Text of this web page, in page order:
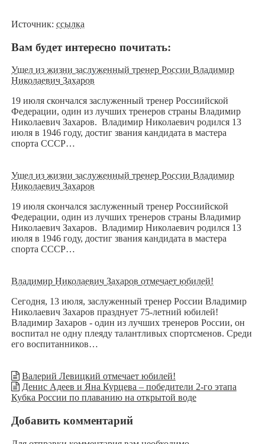
Источник: ссылка
Вам будет интересно почитать:
Ушел из жизни заслуженный тренер России Владимир
Николаевич Захаров
19 июля скончался заслуженный тренер Россиийской
Федерации, один из лучших тренеров страны Владимир
Николаевич Захаров. Владимир Николаевич родился 13
июля в 1946 году, достиг звания кандидата в мастера
спорта СССР…
Ушел из жизни заслуженный тренер России Владимир
Николаевич Захаров
19 июля скончался заслуженный тренер Россиийской
Федерации, один из лучших тренеров страны Владимир
Николаевич Захаров. Владимир Николаевич родился 13
июля в 1946 году, достиг звания кандидата в мастера
спорта СССР…
Владимир Николаевич Захаров отмечает юбилей!
Сегодня, 13 июля, заслуженный тренер России Владимир
Николаевич Захаров празднует 75-летний юбилей!
Владимир Захаров - один из лучших тренеров России, он
воспитал не одну плеяду талантливых спортсменов. Среди
его воспитанников…
Валерий Левицкий отмечает юбилей!
Денис Адеев и Яна Курцева – победители 2-го этапа
Кубка России по плаванию на открытой воде
Добавить комментарий